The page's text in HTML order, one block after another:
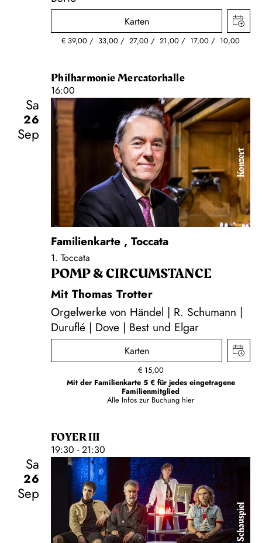
Karten
€ 39,00 33,00 27,00 21,00 17,00 10,00
Philharmonie Mercatorhalle
16:00
Sa
26
Sep
Konzert
Familienkarte , Toccata
1. Toccata
POMP & CIRCUMSTANCE
Mit Thomas Trotter
Orgelwerke von Händel | R. Schumann |
Duruflé | Dove | Best und Elgar
Karten
€ 15,00
Mit der Familienkarte 5 € für jedes eingetragene
Familienmitglied
Alle Infos zur Buchung hier
FOYER III
19:30 - 21:30
Sa
26
Sep
Schauspiel